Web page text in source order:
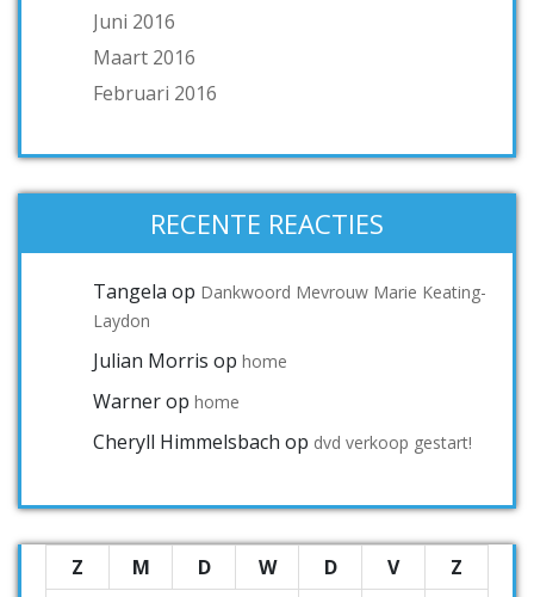
Juni 2016
Maart 2016
Februari 2016
RECENTE REACTIES
Tangela op Dankwoord Mevrouw Marie Keating-
Laydon
Julian Morris op home
Warnerop home
Cheryll Himmelsbach op dvd verkoop gestart!
Z M D W D V
Z